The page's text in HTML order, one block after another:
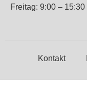
Freitag: 9:00 – 15:30
Kontakt